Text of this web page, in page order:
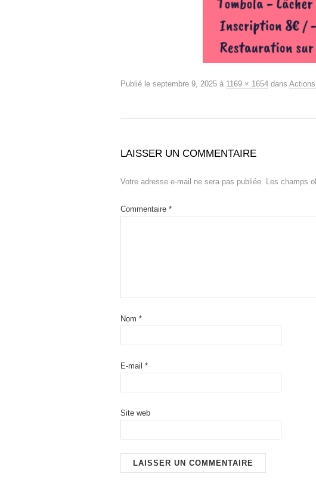
Publié le septembre 9, 2025 à 1169 × 1654 dans
LAISSER UN COMMENTAIRE
Votre adresse e-mail ne sera pas publiée. Les champs
Commentaire *
Nom *
E-mail *
Site web